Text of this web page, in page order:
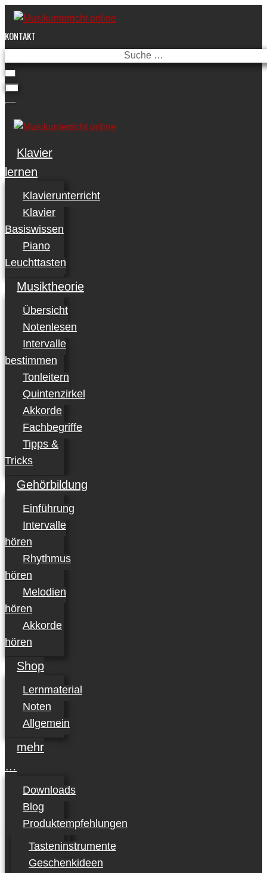
Skip
content
KONTAKT
…
Klavier
lernen
Klavierunterricht
Klavier
Basiswissen
Piano
Leuchttasten
Musiktheorie
Übersicht
Notenlesen
Intervalle
bestimmen
Tonleitern
Quintenzirkel
Akkorde
Fachbegriffe
Tipps &
Tricks
Gehörbildung
Einführung
Intervalle
hören
Rhythmus
hören
Melodien
hören
Akkorde
hören
Shop
Lernmaterial
Noten
Allgemein
mehr
…
Downloads
Blog
Produktempfehlungen
Tasteninstrumente
Geschenkideen